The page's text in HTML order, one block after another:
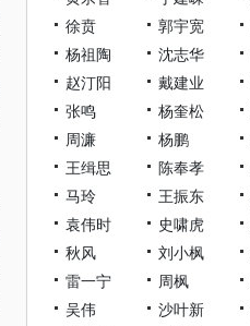
徐贲
郭宇宽
杨祖陶
沈志华
赵汀阳
戴建业
张鸣
杨奎松
周濂
杨鹏
王缉思
陈奉孝
马玲
王振东
袁伟时
史啸虎
秋风
刘小枫
雷一宁
周枫
吴伟
沙叶新